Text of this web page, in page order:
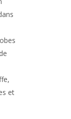
et